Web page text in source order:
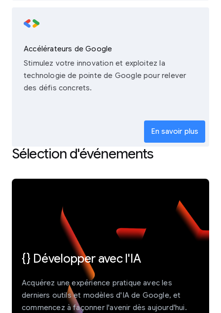
Accélérateurs de Google
Stimulez votre innovation et exploitez la
technologie de pointe de Google pour relever
des défis concrets.
En savoir plus
Sélection d'événements
{} Développer avec l'IA
Acquérez une expérience pratique avec les
derniers outils et modèles d'IA de Google, et
commencez à façonner l'avenir dès aujourd'hui.